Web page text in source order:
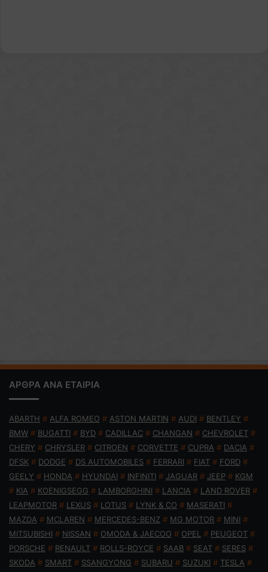
ΑΡΘΡΑ ΑΝΑ ΕΤΑΙΡΙΑ
ABARTH # ALFA ROMEO # ASTON MARTIN # AUDI # BENTLEY #
BMW # BUGATTI # BYD # CADILLAC # CHANGAN # CHEVROLET #
CHERY # CHRYSLER # CITROEN # CORVETTE # CUPRA # DACIA #
DFSK # DODGE # DS AUTOMOBILES # FERRARI # FIAT # FORD #
GEELY # HONDA # HYUNDAI # INFINITI # JAGUAR # JEEP # KGM
# KIA # KOENIGSEGG # LAMBORGHINI # LANCIA # LAND ROVER #
LEAPMOTOR # LEXUS # LOTUS # LYNK & CO # MASERATI #
MAZDA # MCLAREN # MERCEDES-BENZ # MG MOTOR # MINI #
MITSUBISHI # NISSAN # OMODA & JAECOO # OPEL # PEUGEOT #
PORSCHE # RENAULT # ROLLS-ROYCE # SAAB # SEAT # SERES #
SKODA # SMART # SSANGYONG # SUBARU # SUZUKI # TESLA #